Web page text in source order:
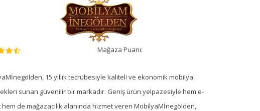
Mağaza Puanı:
15 yıllık tecrübesiyle kaliteli ve ekonomik mobilya
sunan güvenilir bir markadır. Geniş ürün yelpazesiyle hem e-
de mağazacılık alanında hizmet veren MobilyaMİnegölden,